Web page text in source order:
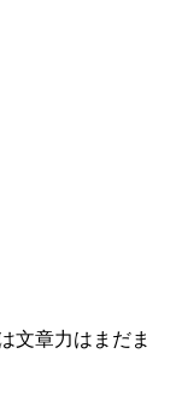
文章力はまだま